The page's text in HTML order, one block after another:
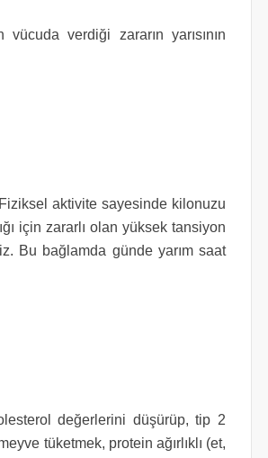
verdiği zararın yarısının
aktivite sayesinde kilonuzu
için zararlı olan yüksek tansiyon
Bu bağlamda günde yarım saat
değerlerini düşürüp, tip 2
tüketmek, protein ağırlıklı (et,